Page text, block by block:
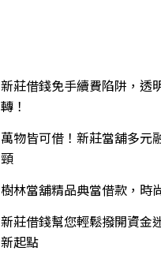
新莊借錢免手續費陷阱，透
轉！
萬物皆可借！新莊當舖多元
頸
樹林當舖精品典當借款，時
新莊借錢幫您輕鬆撥開資金
新起點